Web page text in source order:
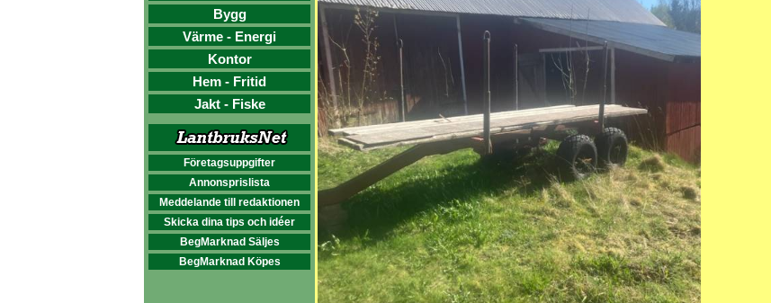
Bygg
Värme - Energi
Kontor
Hem - Fritid
Jakt - Fiske
Företagsuppgifter
Annonsprislista
Meddelande till redaktionen
Skicka dina tips och idéer
BegMarknad Säljes
BegMarknad Köpes